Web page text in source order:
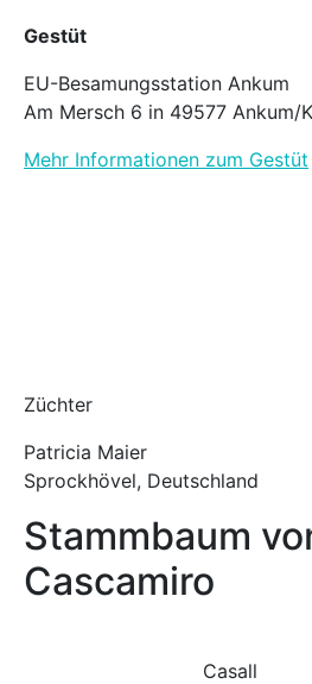
Gestüt
EU-Besamungsstation Ankum
Am Mersch 6 in 49577 Ankum/
Mehr Informationen zum Gestüt
Züchter
Patricia Maier
Sprockhövel, Deutschland
Stammbaum
Cascamiro
Casall